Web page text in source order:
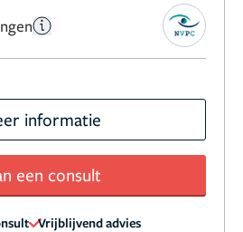
informatie
een consult
Vrijblijvend advies